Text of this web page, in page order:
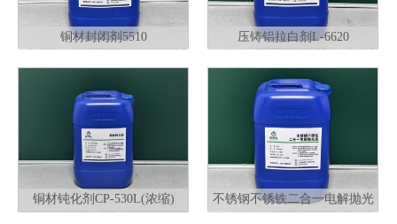
铜材封闭剂5510 压铸铝拉白剂L-6620
铜材钝化剂CP-530L(浓缩)
不锈钢不锈铁二合一电解抛光